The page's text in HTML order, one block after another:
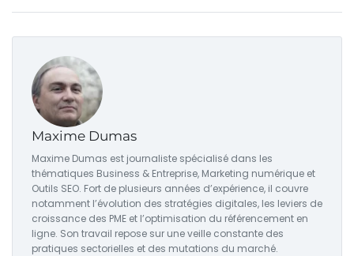
Maxime Dumas
Maxime Dumas est journaliste spécialisé dans les
thématiques Business & Entreprise, Marketing numérique et
Outils SEO. Fort de plusieurs années d’expérience, il couvre
notamment l’évolution des stratégies digitales, les leviers de
croissance des PME et l’optimisation du référencement en
ligne. Son travail repose sur une veille constante des
pratiques sectorielles et des mutations du marché.